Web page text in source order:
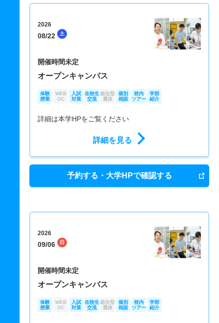
2026
08/22 土
開催時間未定
オープンキャンパス
体験
授業
WEB
OC
入試
対策
在校生
交流
総合型
選抜
個別
相談
校内
ツアー
学部
紹介
詳細は本学HPをご覧ください
詳細を見る
予約する・大学HPで確認する
2026
09/06 日
開催時間未定
オープンキャンパス
体験
授業
WEB
OC
入試
対策
在校生
交流
総合型
選抜
個別
相談
校内
ツアー
学部
紹介